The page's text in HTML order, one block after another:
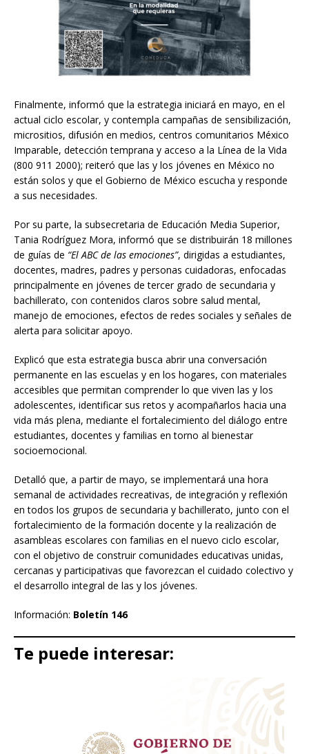
Finalmente, informó que la estrategia iniciará en mayo, en el
actual ciclo escolar, y contempla campañas de sensibilización,
micrositios, difusión en medios, centros comunitarios México
Imparable, detección temprana y acceso a la Línea de la Vida
(800 911 2000); reiteró que las y los jóvenes en México no
están solos y que el Gobierno de México escucha y responde
a sus necesidades.
Por su parte, la subsecretaria de Educación Media Superior,
Tania Rodríguez Mora, informó que se distribuirán 18 millones
de guías de “El ABC de las emociones”, dirigidas a estudiantes,
docentes, madres, padres y personas cuidadoras, enfocadas
principalmente en jóvenes de tercer grado de secundaria y
bachillerato, con contenidos claros sobre salud mental,
manejo de emociones, efectos de redes sociales y señales de
alerta para solicitar apoyo.
Explicó que esta estrategia busca abrir una conversación
permanente en las escuelas y en los hogares, con materiales
accesibles que permitan comprender lo que viven las y los
adolescentes, identificar sus retos y acompañarlos hacia una
vida más plena, mediante el fortalecimiento del diálogo entre
estudiantes, docentes y familias en torno al bienestar
socioemocional.
Detalló que, a partir de mayo, se implementará una hora
semanal de actividades recreativas, de integración y reflexión
en todos los grupos de secundaria y bachillerato, junto con el
fortalecimiento de la formación docente y la realización de
asambleas escolares con familias en el nuevo ciclo escolar,
con el objetivo de construir comunidades educativas unidas,
cercanas y participativas que favorezcan el cuidado colectivo y
el desarrollo integral de las y los jóvenes.
Información: Boletín 146
Te puede interesar: